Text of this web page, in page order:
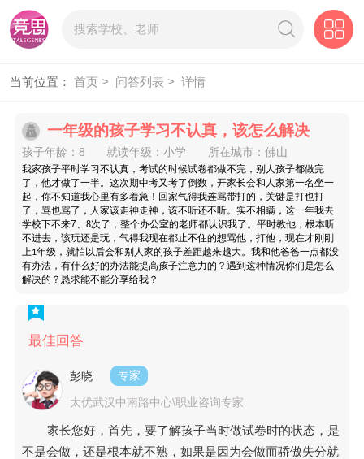
当前位置： 首页 > 问答列表 > 详情
一年级的孩子学习不认真，该怎么解决
孩子年龄：8 就读年级：小学 所在城市：佛山
我家孩子平时学习不认真，考试的时候试卷都做不完，别人孩子都做完
了，他才做了一半。这次期中考又考了倒数，开家长会和人家第一名坐一
起，你不知道我心里有多着急！回家气得我连骂带打的，关键是打也打
了，骂也骂了，人家该走神走神，该不听还不听。实不相瞒，这一年我去
学校下不来7 8次了，整个办公室的老师都认识我了。平时教他，根本听
不进去，该玩还是玩，气得我现在都止不住的想骂他，打他，现在才刚刚
上1年级，就怕以后会和别人家的孩子差距越来越大。我和他爸爸一点都没
有办法，有什么好的办法能提高孩子注意力的？遇到这种情况你们是怎么
解决的？恳求能不能分享给我？
最佳回答
彭晓
专家
太优武汉中南路中心\职业咨询专家
家长您好，首先，要了解孩子当时做试卷时的状态，是
不是会做，还是根本就不熟，如果是因为会做而骄傲失分就